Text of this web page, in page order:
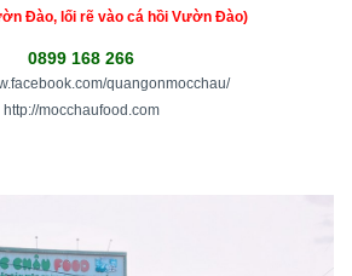
Đào, lối rẽ vào cá hồi Vườn Đào)
0899 168 266
quangonmocchau/
http://mocchaufood.com